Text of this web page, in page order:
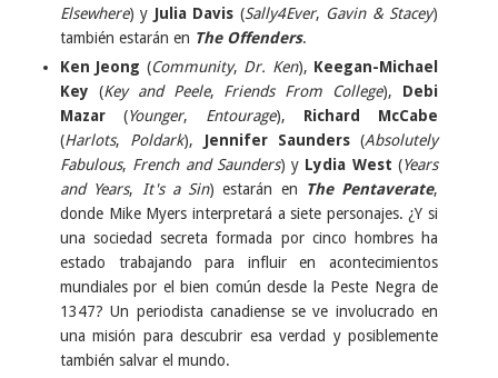
Elsewhere) y Julia Davis (Sally4Ever, Gavin & Stacey)
también estarán en The Offenders.
Ken Jeong (Community, Dr. Ken), Keegan-Michael
Key (Key and Peele, Friends From College), Debi
Mazar (Younger, Entourage), Richard McCabe
(Harlots, Poldark), Jennifer Saunders(Absolutely
Fabulous, French and Saunders) y Lydia West (Years
and Years, It's a Sin) estarán en The Pentaverate,
donde Mike Myers interpretará a siete personajes. ¿Y si
una sociedad secreta formada por cinco hombres ha
estado trabajando para influir en acontecimientos
mundiales por el bien común desde la Peste Negra de
1347? Un periodista canadiense se ve involucrado en
una misión para descubrir esa verdad y posiblemente
también salvar el mundo.